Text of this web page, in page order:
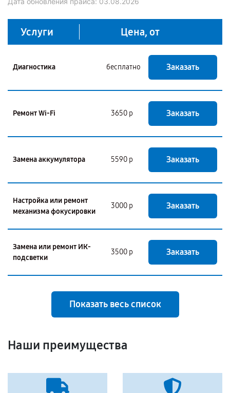
Услуги Цена, от
Диагностика бесплатно Заказать
Ремонт Wi-Fi 3650 р Заказать
Замена аккумулятора 5590 р Заказать
Настройка или ремонт
механизма фокусировки
3000 р Заказать
Замена или ремонт ИК-
подсветки
3500 р Заказать
Показать весь список
Наши преимущества